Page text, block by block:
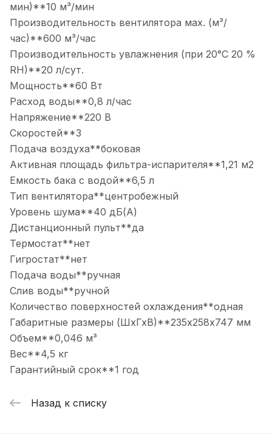
мин)**10 м³/мин
Производительность вентилятора мах. (м³/
час)**600 м³/час
Производительность увлажнения (при 20°С 20 %
RH)**20 л/сут.
Мощность**60 Вт
Расход воды**0,8 л/час
Напряжение**220 В
Скоростей**3
Подача воздуха**боковая
Активная площадь фильтра-испарителя**1,21 м2
Емкость бака с водой**6,5 л
Тип вентилятора**центробежный
Уровень шума**40 дБ(А)
Дистанционный пульт**да
Термостат**нет
Гигростат**нет
Подача воды**ручная
Слив воды**ручной
Количество поверхностей охлаждения**одная
Габаритные размеры (ШхГхВ)**235х258х747 мм
Объем**0,046 м³
Вес**4,5 кг
Гарантийный срок**1 год
Назад к списку